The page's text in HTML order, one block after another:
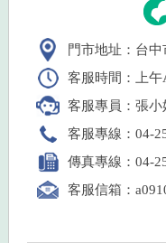
門市地址：台
客服時間：上
客服專員：張小
客服專線：04-
傳真專線：04-
客服信箱：